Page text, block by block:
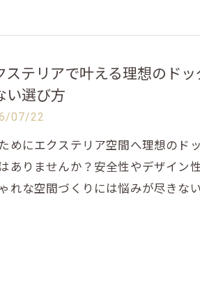
ステリアで叶える理想のド
い選び方
07/22
めにエクステリア空間へ理想のド
ありませんか？安全性やデザイン
れな空間づくりには悩みが尽きな